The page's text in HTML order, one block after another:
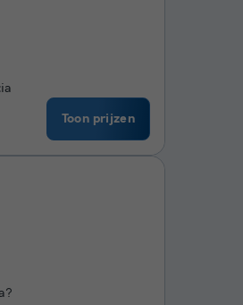
Toon prijzen